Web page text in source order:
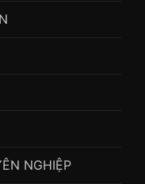
NGHIỆP